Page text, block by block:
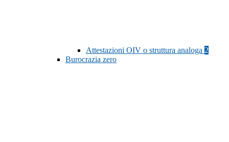
Attestazioni OIV o struttura analoga 2
Burocrazia zero